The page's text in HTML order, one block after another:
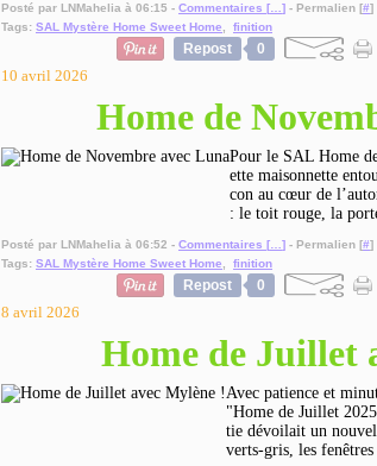
Posté par LNMahelia à 06:15 - Commentaires [ ] - Permalien [#]
Tags: SAL Mystère Home Sweet Home finition
Repost 0
10 avril 2026
Home de
Pour le SAL Home
ette maisonnette
con au cœur de
: le toit rouge, la
Posté par LNMahelia à 06:52 - Commentaires [ ] - Permalien [#]
Tags: SAL Mystère Home Sweet Home finition
Repost 0
8 avril 2026
Home de Juillet
Avec patience et
"Home de Juillet
tie dévoilait un
verts-gris, les